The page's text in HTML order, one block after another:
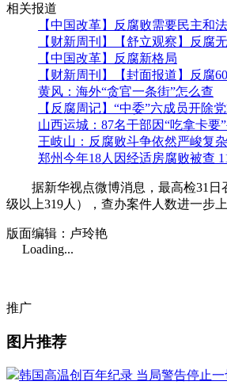
相关报道
【中国改革】反腐败需要民主和
【财新周刊】【舒立观察】反腐
【中国改革】反腐新格局
【财新周刊】【封面报道】反腐
黄风：海外“贪官一条街”怎么查
【反腐周记】“中委”六成员开除
山西运城：87名干部因“吃拿卡要
王岐山：反腐败斗争依然严峻复杂
郑州今年18人因经适房腐败被查
据新华视点微博消息，最高检31日召
级以上319人），查办案件人数进一步上
版面编辑：卢玲艳
Loading...
推广
图片推荐
韩国高温创百年纪录 当局警告停止